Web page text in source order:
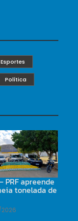
Esportes
Política
PRF apreende
tonelada de